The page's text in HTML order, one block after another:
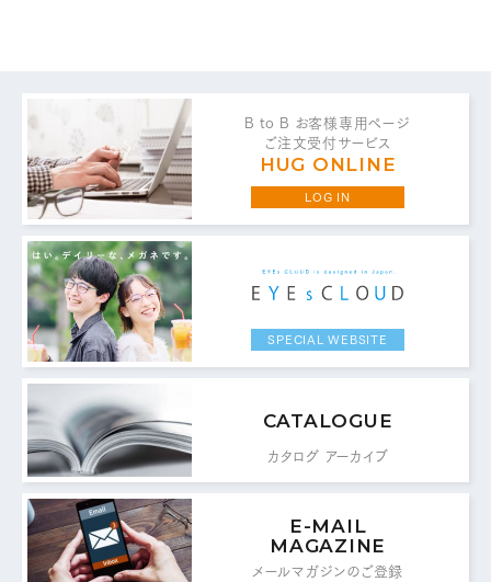
メールフォームはこちら
B to B お客様専用ページ
ご注文受付サービス
HUG ONLINE
LOG IN
SPECIAL WEBSITE
CATALOGUE
カタログ アーカイブ
E-MAIL
MAGAZINE
メールマガジンのご登録